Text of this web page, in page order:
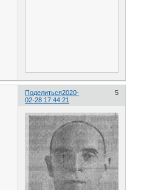
Поделиться 5
2020-
02-28 17:44:21